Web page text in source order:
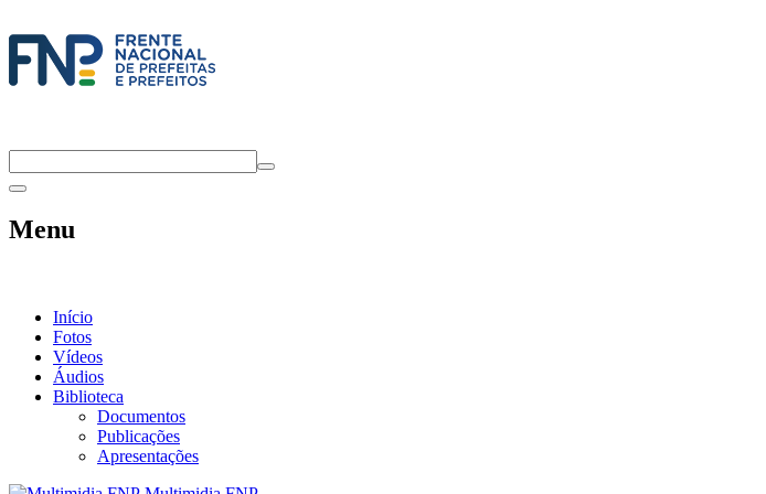
Menu
Início
Fotos
Vídeos
Áudios
Biblioteca
Documentos
Publicações
Apresentações